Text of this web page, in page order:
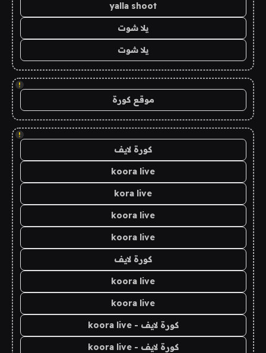
yalla shoot
يلا شوت
يلا شوت
!
موقع كورة
!
كورة لايف
koora live
kora live
koora live
koora live
كورة لايف
koora live
koora live
كورة لايف - koora live
كورة لايف - koora live